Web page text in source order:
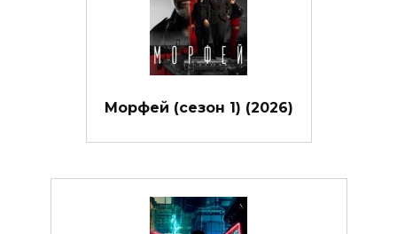
Морфей (сезон 1) (2026)